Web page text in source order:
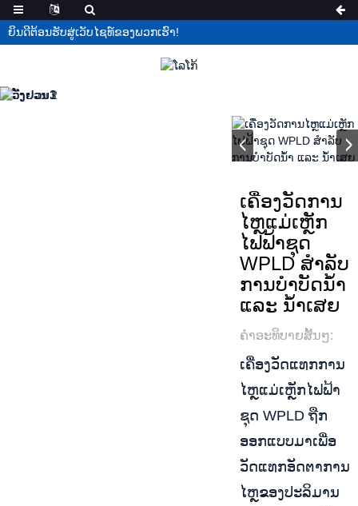
ຍິນດີຕ້ອນຮັບສູ່ເວັບໄຊທ໌ຂອງພວກເຮົາ!
ເຄື່ອງວັດການ
ໄຫຼແມ່ເຫຼັກ
ໄຟຟ້າຊຸດ
WPLD ສຳລັບ
ການບຳບັດນ້ຳ
ແລະ ນ້ຳເສຍ
ຄໍາອະທິບາຍສັ້ນໆ:
ເຄື່ອງວັດແທກການ
ໄຫຼແມ່ເຫຼັກໄຟຟ້າ
ຊຸດ WPLD ຖືກ
ອອກແບບມາເພື່ອ
ວັດແທກອັດຕາການ
ໄຫຼຂອງປະລິມານ